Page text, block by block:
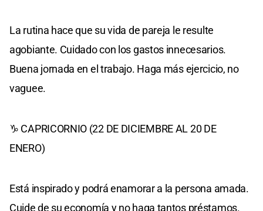
La rutina hace que su vida de pareja le resulte
agobiante. Cuidado con los gastos innecesarios.
Buena jornada en el trabajo. Haga más ejercicio, no
vaguee.
♑ CAPRICORNIO (22 DE DICIEMBRE AL 20 DE
ENERO)
Está inspirado y podrá enamorar a la persona amada.
Cuide de su economía y no haga tantos préstamos.